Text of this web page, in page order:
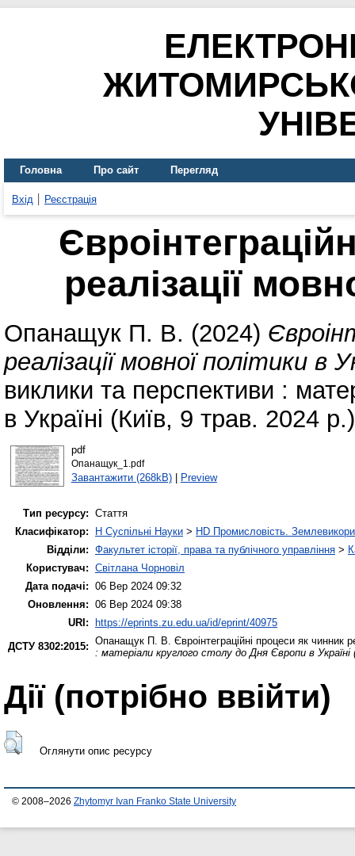
Головна Про сайт Перегляд
Вхід Реєстрація
реалізації
Опанащук П. В. (2024)
реалізації мовної політики в
виклики та перспективи :
в Україні (Київ, 9 трав. 2024
pdf
Опанащук_1.pdf
Завантажити (268kB)| Preview
Тип ресурсу: Стаття
Класифікатор:
H Суспільні Науки > HD Промисловість.
Відділи: Факультет історії, права та публічного управління >
Користувач: Світлана Чорновіл
Дата подачі: 06 Вер 2024 09:32
Оновлення: 06 Вер 2024 09:38
URI:
https://eprints.zu.edu.ua/id/eprint/40975
ДСТУ 8302:2015: Опанащук П. В. Євроінтеграційні процеси як чинник
: матеріали круглого столу до Дня Європи в
Дії ​​(потрібно ввійти)
Оглянути опис ресурсу
© 2008–2026 Zhytomyr Ivan Franko State University